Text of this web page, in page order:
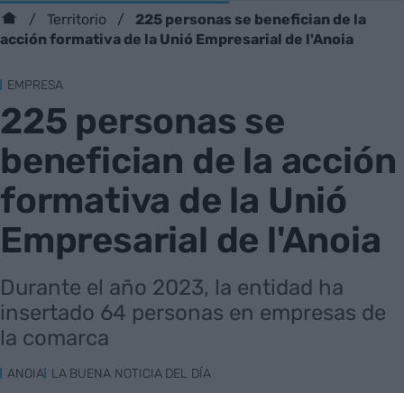
Territorio
225 personas se benefician de la
acción formativa de la Unió Empresarial de l'Anoia
EMPRESA
225 personas se
benefician de la acción
formativa de la Unió
Empresarial de l'Anoia
Durante el año 2023, la entidad ha
insertado 64 personas en empresas de
la comarca
ANOIA LA BUENA NOTICIA DEL DÍA